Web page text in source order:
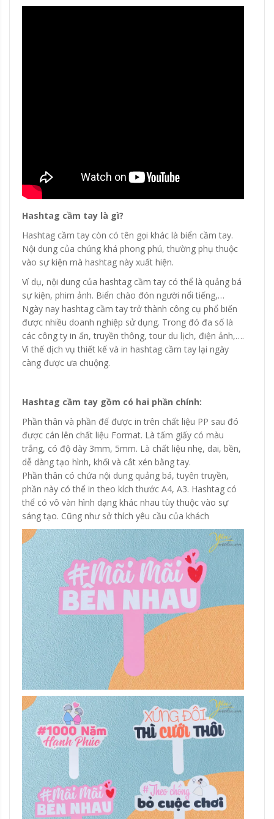
Hashtag cầm tay là gì?
Hashtag cầm tay còn có tên gọi khác là biển cầm tay.
Nội dung của chúng khá phong phú, thường phụ thuộc
vào sự kiện mà hashtag này xuất hiện.
Ví dụ, nội dung của hashtag cầm tay có thể là quảng bá
sự kiện, phim ảnh. Biển chào đón người nổi tiếng,…
Ngày nay hashtag cầm tay trở thành công cụ phổ biến
được nhiều doanh nghiệp sử dụng. Trong đó đa số là
các công ty in ấn, truyền thông, tour du lịch, điện ảnh,….
Vì thế dịch vụ thiết kế và in hashtag cầm tay lại ngày
càng được ưa chuộng.
Hashtag cầm tay gồm có hai phần chính:
Phần thân và phần đế được in trên chất liệu PP sau đó
được cán lên chất liệu Format. Là tấm giấy có màu
trắng, có độ dày 3mm, 5mm. Là chất liệu nhẹ, dai, bền,
dễ dàng tạo hình, khối và cắt xén bằng tay.
Phần thân có chứa nội dung quảng bá, tuyên truyền,
phần này có thể in theo kích thước A4, A3. Hashtag có
thể có vô vàn hình dạng khác nhau tùy thuộc vào sự
sáng tạo. Cũng như sở thích yêu cầu của khách